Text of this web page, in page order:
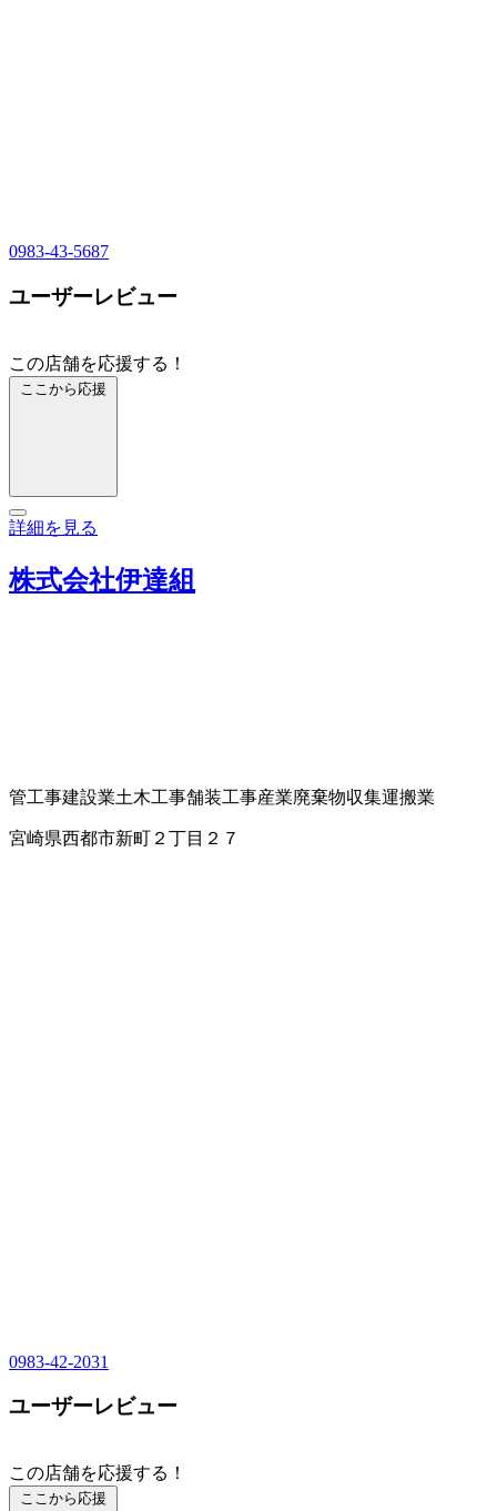
0983-43-5687
ユーザーレビュー
この店舗を応援する！
ここから応援
詳細を見る
株式会社伊達組
管工事建設業土木工事舗装工事産業廃棄物収集運搬業
宮崎県西都市新町２丁目２７
0983-42-2031
ユーザーレビュー
この店舗を応援する！
ここから応援